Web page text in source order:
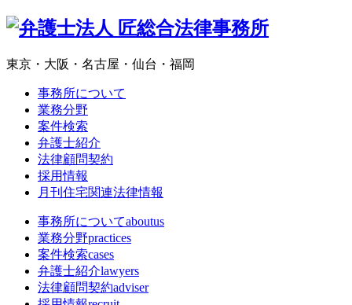
東京・大阪・名古屋・仙台・福岡
事務所について
業務分野
案件検索
弁護士紹介
法律顧問契約
採用情報
月刊住宅関連法律情報
事務所についてaboutus
業務分野practices
案件検索cases
弁護士紹介lawyers
法律顧問契約adviser